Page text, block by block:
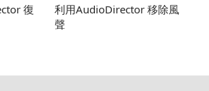
復
利用AudioDirector 移除風
聲